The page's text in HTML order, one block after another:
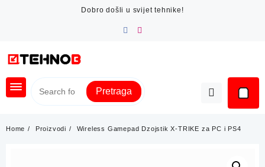
Dobro došli u svijet tehnike!
Pretraga
Home Proizvodi Wireless Gamepad Dzojstik X-TRIKE za PC i PS4